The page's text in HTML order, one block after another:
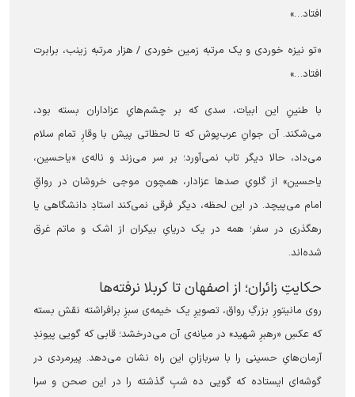
افتاد…»
«تو نیزه خوردی و یک مرتبه زمین خوردی / هزار مرتبه زینب، برابرت
افتاد…»
با طنینِ این ابیات، سدی که بر چشم‌هایِ عزاداران بسته بود،
می‌شکند. آن جوانِ عرب‌پوش که تا لحظاتی پیش با وقارِ تمام سلام
می‌داد، حالا دیگر تاب نمی‌آورد؛ بر سر می‌زند و ناله‌ی «یاحسین،
یاحسین» از گلویِ صدها عزادار، همچون موجی خروشان در رواقِ
امام می‌پیچد. در این لحظه، دیگر فرقی نمی‌کند استادِ دانشگاهی یا
رهگذری در سفر؛ همه در یک دریایِ بیکران از اشک و ماتم غرق
شده‌اند.
حکایتِ زائران؛ از اصفهان تا کربلا نرفته‌ها
روی مانیتورِ بزرگِ رواق، تصویرِ یک خیمه‌ی سبزِ برافراشته نقش بسته
که عکسِ «رهبرِ شهید» در میانه‌ی آن می‌درخشد؛ قابی که گویی پیوندِ
آرمان‌هایِ حسینی را با سربازانِ این راه نشان می‌دهد. پیرمردی در
گوشه‌ای ایستاده که گویی ده شبِ گذشته را در این صحن و سرا